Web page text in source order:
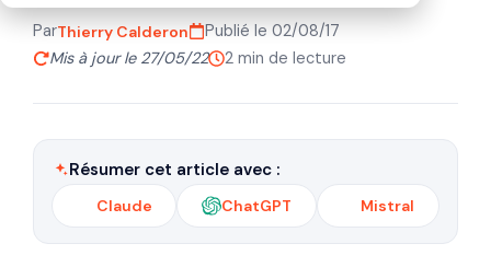
ParThierry Calderon
Publié le 02/08/17
Mis à jour le 27/05/22
2 min de lecture
Résumer cet article avec :
Claude ChatGPT Mistral